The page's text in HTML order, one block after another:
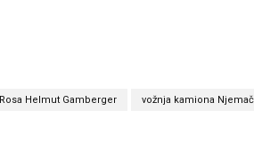
Rosa Helmut Gamberger vožnja kamiona